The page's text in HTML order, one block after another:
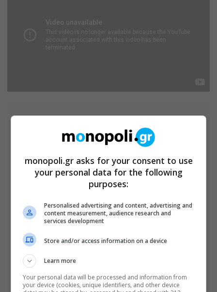
ΚΕΡΔΙΣΤΕ ΠΡΟΣΚΛΗΣΕΙΣ
Για να πάρετε μέρος στο διαγωνισμό πρέπει να
κάνετε τα εξής:
ΚΟΙΝΟΠΟΙΗΣΗ (SHARE) στο άρθρο
Nα πατήσετε το tab ΔΗΛΩΣΤΕ
στοιχεία σας στη φόρμα συμμετοχής.
Μπορείτε να δηλώσετε συμμετοχή μέχρι την
προηγούμενη μέρα
monopoli.gr asks for your consent to use
your personal data for the following
purposes:
Personalised advertising and content, advertising and
content measurement, audience research and
services development
Store and/or access information on a device
Learn more
Your personal data will be processed and information from
your device (cookies, unique identifiers, and other device